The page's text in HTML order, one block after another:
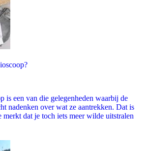
is een van die gelegenheden waarbij de
nadenken over wat ze aantrekken. Dat is
dat je toch iets meer wilde uitstralen